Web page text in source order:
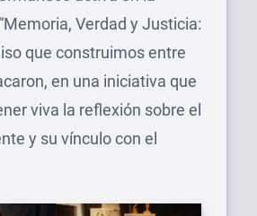
Verdad y Justicia:
que construimos entre
en una iniciativa que
viva la reflexión sobre el
y su vínculo con el